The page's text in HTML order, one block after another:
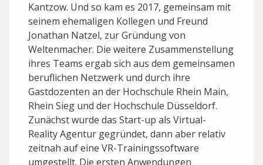
Kantzow. Und so kam es 2017, gemeinsam mit
seinem ehemaligen Kollegen und Freund
Jonathan Natzel, zur Gründung von
Weltenmacher. Die weitere Zusammenstellung
ihres Teams ergab sich aus dem gemeinsamen
beruflichen Netzwerk und durch ihre
Gastdozenten an der Hochschule Rhein Main,
Rhein Sieg und der Hochschule Düsseldorf.
Zunächst wurde das Start-up als Virtual-
Reality Agentur gegründet, dann aber relativ
zeitnah auf eine VR-Trainingssoftware
umgestellt. Die ersten Anwendungen